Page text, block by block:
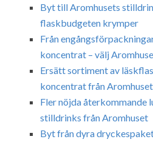
Byt till Aromhusets
flaskbudgeten krymper
Från
koncentrat – välj
Ersätt sortiment av
koncentrat från Aromhuset
Fler nöjda återkommande
stilldrinks från Aromhuset
Byt från dyra